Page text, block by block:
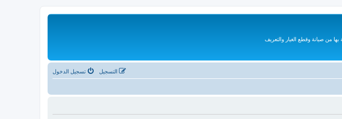
من صيانة وقطع الغيار والتعريف
تسجيل الدخول التسجيل